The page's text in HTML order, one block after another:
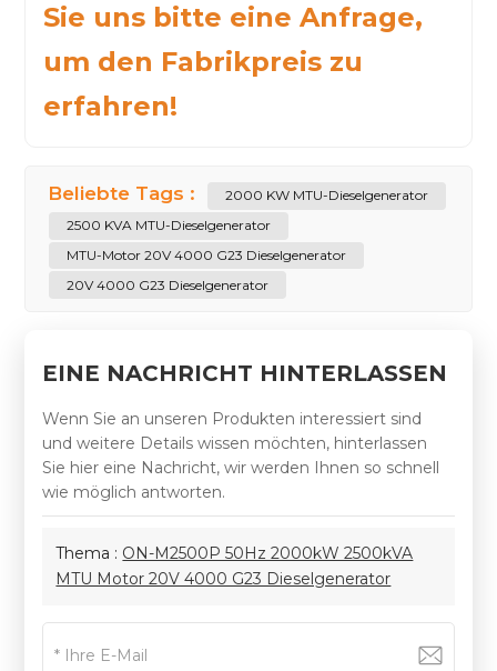
Sie uns bitte eine Anfrage,
um den Fabrikpreis zu
erfahren!
Beliebte Tags :
2000 KW MTU-Dieselgenerator
2500 KVA MTU-Dieselgenerator
MTU-Motor 20V 4000 G23 Dieselgenerator
20V 4000 G23 Dieselgenerator
EINE NACHRICHT HINTERLASSEN
Wenn Sie an unseren Produkten interessiert sind
und weitere Details wissen möchten, hinterlassen
Sie hier eine Nachricht, wir werden Ihnen so schnell
wie möglich antworten.
Thema : ON-M2500P 50Hz 2000kW 2500kVA
MTU Motor 20V 4000 G23 Dieselgenerator